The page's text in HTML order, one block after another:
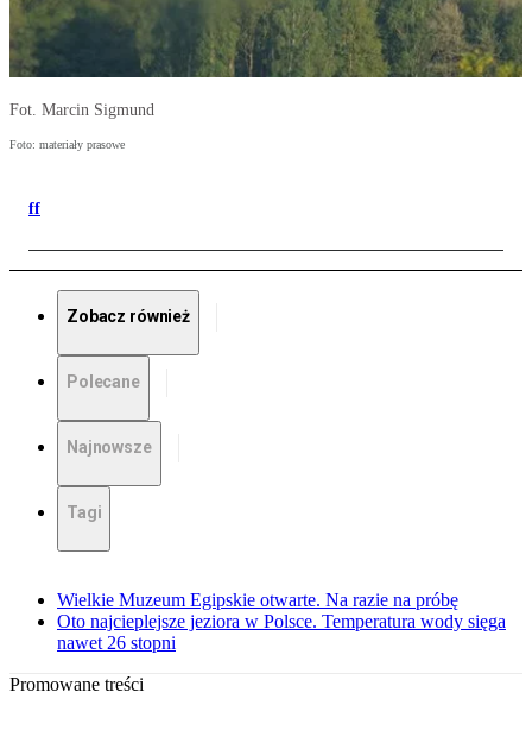
Fot. Marcin Sigmund
Foto: materiały prasowe
ff
Zobacz również
Polecane
Najnowsze
Tagi
Wielkie Muzeum Egipskie otwarte. Na razie na próbę
Oto najcieplejsze jeziora w Polsce. Temperatura wody sięga
nawet 26 stopni
Promowane treści